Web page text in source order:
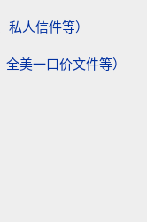
人信件等）
美一口价文件等）